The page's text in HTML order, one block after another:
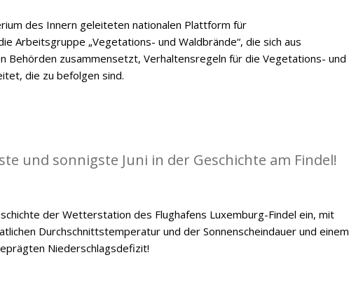
des Innern geleiteten nationalen Plattform für
Arbeitsgruppe „Vegetations- und Waldbrände“, die sich aus
Behörden zusammensetzt, Verhaltensregeln für die Vegetations- und
die zu befolgen sind.
und sonnigste Juni in der Geschichte am Findel!
der Wetterstation des Flughafens Luxemburg-Findel ein, mit
Durchschnittstemperatur und der Sonnenscheindauer und einem
Niederschlagsdefizit!